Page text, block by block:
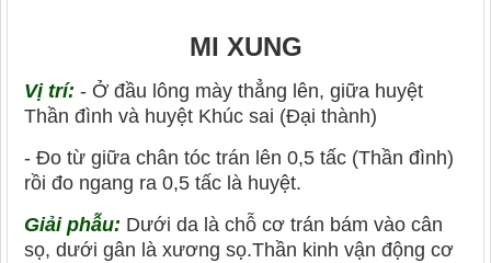
MI XUNG
Vị trí: - Ở đầu lông mày thẳng lên, giữa huyệt
Thần đình và huyệt Khúc sai (Đại thành)
- Đo từ giữa chân tóc trán lên 0,5 tấc (Thần đình)
rồi đo ngang ra 0,5 tấc là huyệt.
Giải phẫu: Dưới da là chỗ cơ trán bám vào cân
sọ, dưới gân là xương sọ.Thần kinh vận động cơ